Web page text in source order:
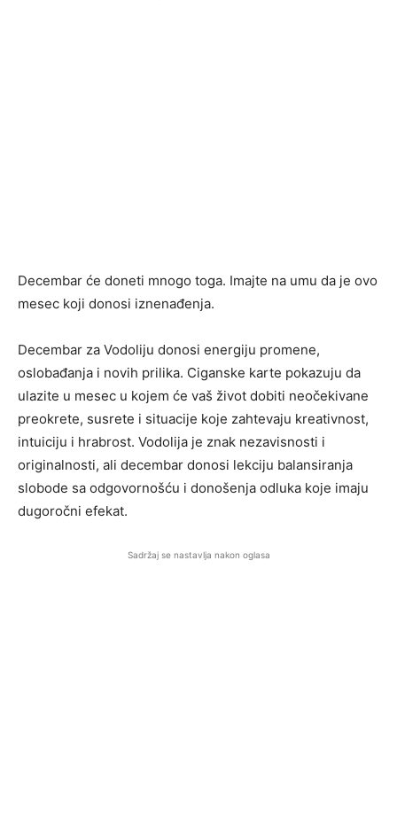
Decembar će doneti mnogo toga. Imajte na umu da je ovo
mesec koji donosi iznenađenja.
Decembar za Vodoliju donosi energiju promene,
oslobađanja i novih prilika. Cigan­ske karte pokazuju da
ulazite u mesec u kojem će vaš život dobiti neočekivane
preokrete, susrete i situacije koje zahtevaju kreativnost,
intuiciju i hrabrost. Vodolija je znak nezavisnosti i
originalnosti, ali decembar donosi lekciju balansiranja
slobode sa odgovornošću i donošenja odluka koje imaju
dugoročni efekat.
Sadržaj se nastavlja nakon oglasa